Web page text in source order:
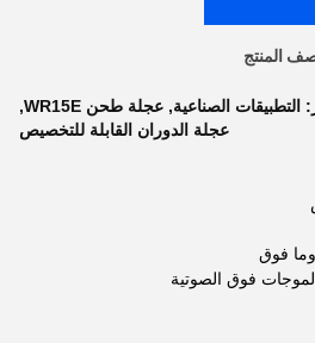
المنتج
التطبيقات الصناعية, عجلة طحن WR15E
,
عجلة الدوران القابلة للتخصيص
فوق الصوتية